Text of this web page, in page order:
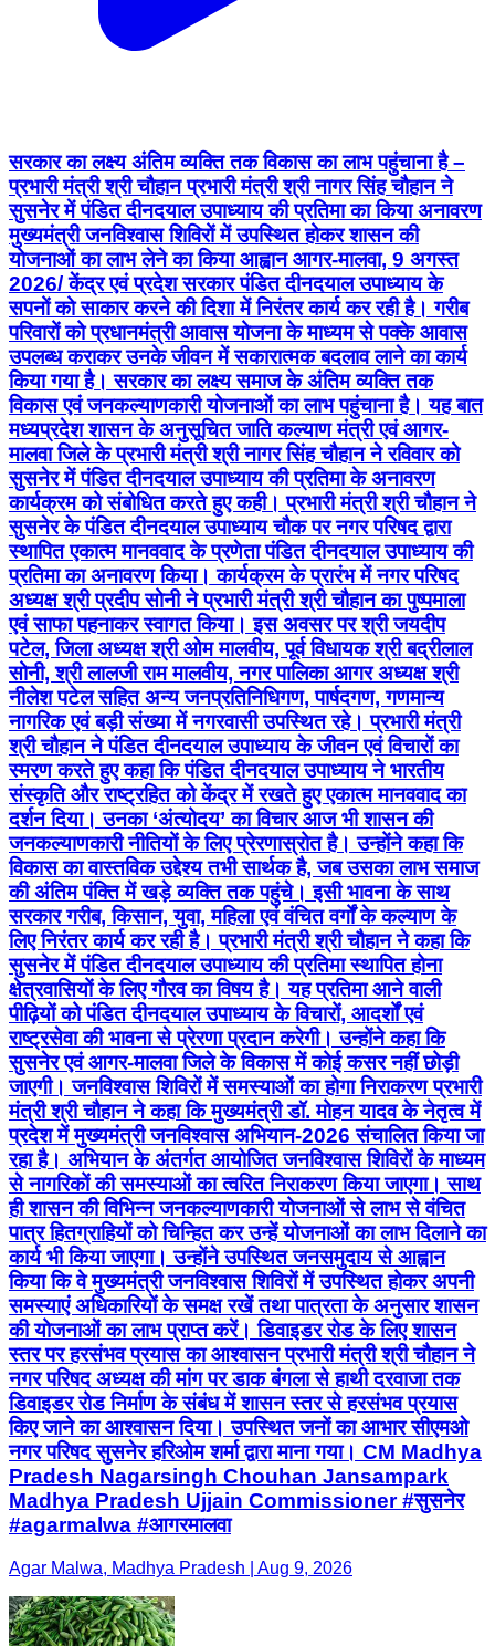
सरकार का लक्ष्य अंतिम व्यक्ति तक विकास का लाभ पहुंचाना है –
प्रभारी मंत्री श्री चौहान प्रभारी मंत्री श्री नागर सिंह चौहान ने
सुसनेर में पंडित दीनदयाल उपाध्याय की प्रतिमा का किया अनावरण
मुख्यमंत्री जनविश्वास शिविरों में उपस्थित होकर शासन की
योजनाओं का लाभ लेने का किया आह्वान आगर-मालवा, 9 अगस्त
2026/ केंद्र एवं प्रदेश सरकार पंडित दीनदयाल उपाध्याय के
सपनों को साकार करने की दिशा में निरंतर कार्य कर रही है। गरीब
परिवारों को प्रधानमंत्री आवास योजना के माध्यम से पक्के आवास
उपलब्ध कराकर उनके जीवन में सकारात्मक बदलाव लाने का कार्य
किया गया है। सरकार का लक्ष्य समाज के अंतिम व्यक्ति तक
विकास एवं जनकल्याणकारी योजनाओं का लाभ पहुंचाना है। यह बात
मध्यप्रदेश शासन के अनुसूचित जाति कल्याण मंत्री एवं आगर-
मालवा जिले के प्रभारी मंत्री श्री नागर सिंह चौहान ने रविवार को
सुसनेर में पंडित दीनदयाल उपाध्याय की प्रतिमा के अनावरण
कार्यक्रम को संबोधित करते हुए कही। प्रभारी मंत्री श्री चौहान ने
सुसनेर के पंडित दीनदयाल उपाध्याय चौक पर नगर परिषद द्वारा
स्थापित एकात्म मानववाद के प्रणेता पंडित दीनदयाल उपाध्याय की
प्रतिमा का अनावरण किया। कार्यक्रम के प्रारंभ में नगर परिषद
अध्यक्ष श्री प्रदीप सोनी ने प्रभारी मंत्री श्री चौहान का पुष्पमाला
एवं साफा पहनाकर स्वागत किया। इस अवसर पर श्री जयदीप
पटेल, जिला अध्यक्ष श्री ओम मालवीय, पूर्व विधायक श्री बद्रीलाल
सोनी, श्री लालजी राम मालवीय, नगर पालिका आगर अध्यक्ष श्री
नीलेश पटेल सहित अन्य जनप्रतिनिधिगण, पार्षदगण, गणमान्य
नागरिक एवं बड़ी संख्या में नगरवासी उपस्थित रहे। प्रभारी मंत्री
श्री चौहान ने पंडित दीनदयाल उपाध्याय के जीवन एवं विचारों का
स्मरण करते हुए कहा कि पंडित दीनदयाल उपाध्याय ने भारतीय
संस्कृति और राष्ट्रहित को केंद्र में रखते हुए एकात्म मानववाद का
दर्शन दिया। उनका ‘अंत्योदय’ का विचार आज भी शासन की
जनकल्याणकारी नीतियों के लिए प्रेरणास्रोत है। उन्होंने कहा कि
विकास का वास्तविक उद्देश्य तभी सार्थक है, जब उसका लाभ समाज
की अंतिम पंक्ति में खड़े व्यक्ति तक पहुंचे। इसी भावना के साथ
सरकार गरीब, किसान, युवा, महिला एवं वंचित वर्गों के कल्याण के
लिए निरंतर कार्य कर रही है। प्रभारी मंत्री श्री चौहान ने कहा कि
सुसनेर में पंडित दीनदयाल उपाध्याय की प्रतिमा स्थापित होना
क्षेत्रवासियों के लिए गौरव का विषय है। यह प्रतिमा आने वाली
पीढ़ियों को पंडित दीनदयाल उपाध्याय के विचारों, आदर्शों एवं
राष्ट्रसेवा की भावना से प्रेरणा प्रदान करेगी। उन्होंने कहा कि
सुसनेर एवं आगर-मालवा जिले के विकास में कोई कसर नहीं छोड़ी
जाएगी। जनविश्वास शिविरों में समस्याओं का होगा निराकरण प्रभारी
मंत्री श्री चौहान ने कहा कि मुख्यमंत्री डॉ. मोहन यादव के नेतृत्व में
प्रदेश में मुख्यमंत्री जनविश्वास अभियान-2026 संचालित किया जा
रहा है। अभियान के अंतर्गत आयोजित जनविश्वास शिविरों के माध्यम
से नागरिकों की समस्याओं का त्वरित निराकरण किया जाएगा। साथ
ही शासन की विभिन्न जनकल्याणकारी योजनाओं से लाभ से वंचित
पात्र हितग्राहियों को चिन्हित कर उन्हें योजनाओं का लाभ दिलाने का
कार्य भी किया जाएगा। उन्होंने उपस्थित जनसमुदाय से आह्वान
किया कि वे मुख्यमंत्री जनविश्वास शिविरों में उपस्थित होकर अपनी
समस्याएं अधिकारियों के समक्ष रखें तथा पात्रता के अनुसार शासन
की योजनाओं का लाभ प्राप्त करें। डिवाइडर रोड के लिए शासन
स्तर पर हरसंभव प्रयास का आश्वासन प्रभारी मंत्री श्री चौहान ने
नगर परिषद अध्यक्ष की मांग पर डाक बंगला से हाथी दरवाजा तक
डिवाइडर रोड निर्माण के संबंध में शासन स्तर से हरसंभव प्रयास
किए जाने का आश्वासन दिया। उपस्थित जनों का आभार सीएमओ
नगर परिषद सुसनेर हरिओम शर्मा द्वारा माना गया। CM Madhya
Pradesh Nagarsingh Chouhan Jansampark
Madhya Pradesh Ujjain Commissioner #सुसनेर
#agarmalwa #आगरमालवा
Agar Malwa, Madhya Pradesh | Aug 9, 2026